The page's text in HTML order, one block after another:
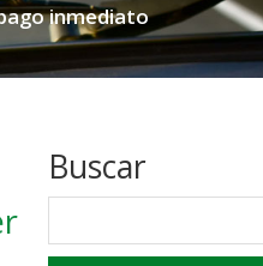
inmediato
Buscar